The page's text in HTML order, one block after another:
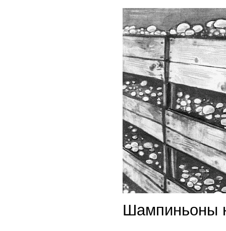
Шампиньоны